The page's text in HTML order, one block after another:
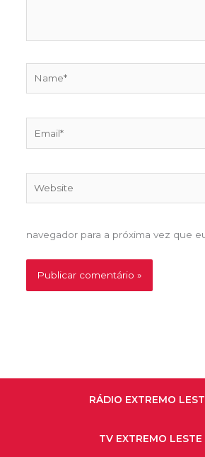
navegador para a próxima vez que
RÁDIO EXTREMO
TV EXTREMO LESTE